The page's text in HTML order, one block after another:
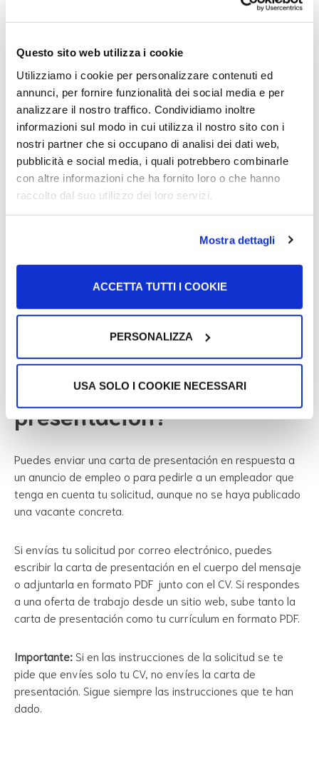
Questo sito web utilizza i cookie
Utilizziamo i cookie per personalizzare contenuti ed
annunci, per fornire funzionalità dei social media e per
analizzare il nostro traffico. Condividiamo inoltre
informazioni sul modo in cui utilizza il nostro sito con i
nostri partner che si occupano di analisi dei dati web,
pubblicità e social media, i quali potrebbero combinarle
con altre informazioni che ha fornito loro o che hanno
raccolto dal suo utilizzo dei loro servizi.
Mostra dettagli
ACCETTA TUTTI I COOKIE
PERSONALIZZA
USA SOLO I COOKIE NECESSARI
puedan ser útiles para el trabajo. Por ejemplo:
aprendido nuevas habilidades que me ayudarán en
este trabajo».
4. Conclusión
Agradece el tiempo y la atención que te han
dedicado y añade que sigue disponible para una
posible entrevista.
Asegúrate de anotar los anexos o documentos que
vas a enviar, si no los has incluido ya en la carta de
Puedes finalizar la carta de presentación escribiendo:
Saludos cordiales,
[nombre y apellido]
Escribe correos electrónicos formales en italiano
¿Cómo envío la carta de
presentación?
Puedes enviar una carta de presentación en respuesta a
un anuncio de empleo o para pedirle a un empleador que
tenga en cuenta tu solicitud, aunque no se haya publicado
una vacante concreta.
Si envías tu solicitud por correo electrónico, puedes
escribir la carta de presentación en el cuerpo del mensaje
o adjuntarla en formato PDF junto con el CV. Si respondes
a una oferta de trabajo desde un sitio web, sube tanto la
carta de presentación como tu currículum en formato PDF.
Importante: Si en las instrucciones de la solicitud se te
pide que envíes solo tu CV, no envíes la carta de
presentación. Sigue siempre las instrucciones que te han
dado.